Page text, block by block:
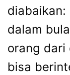
dalam
orang dari
bisa